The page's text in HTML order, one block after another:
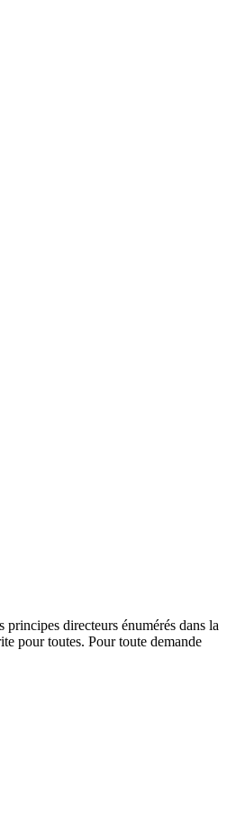
directeurs énumérés dans la
pour toutes. Pour toute demande